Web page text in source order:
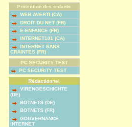
Protection des enfants
WEB AVERTI (CA)
DROIT DU NET (FR)
E-ENFANCE (FR)
INTERNET101 (CA)
INTERNET SANS
CRAINTES (FR)
PC SECURITY TEST
PC SECURITY TEST
Rédactionnel
VIRENGESCHICHTE
(DE)
BOTNETS (DE)
BOTNETS (FR)
GOUVERNANCE
INTERNET